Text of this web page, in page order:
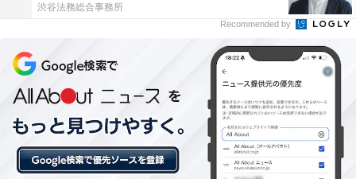
渋谷法務総合事務所
Recommended by